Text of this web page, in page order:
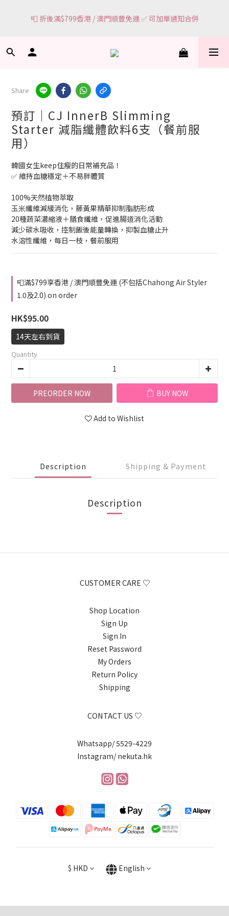
2
0
📮 折後滿$799香港 / 澳門順豐免運 ✅ 可加單通知合併
🌸網頁顯示有現貨 ＝ 🌸門市有現貨可即場選購
Share
預訂｜CJ InnerB Slimming
Starter 減脂纖體飲料6支（餐前服
用）
韓國女生keep住瘦的日常補充品！
✅ 維持血糖穩定＋不易胖體質
100%天然植物萃取
玉米纖維減緩消化，藤黃果精華抑制脂肪形成
20種蔬菜濃縮液＋膳食纖維，促進腸道消化活動
減少碳水吸收，控制飯後能量轉換，抑製血糖止升
水溶性纖維，每日一枝，餐前服用
📮滿$799享香港 / 澳門順豐免運 (不包括Chahong Air Styler
1.0及2.0) on order
HK$95.00
14天左右到貨
Quantity
PREORDER NOW BUY NOW
Add to Wishlist
Description Shipping & Payment
Description
CUSTOMER CARE ♡
Shop Location
Sign Up
Sign In
Reset Password
My Orders
Return Policy
Shipping
CONTACT US ♡
Whatsapp/ 5529-4229
Instagram/ nekuta.hk
$ HKD English